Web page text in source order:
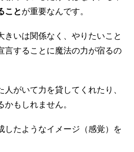
ことが重要なんです。
きいは関係なく、やりたいこと
言することに魔法の力が宿るの
人がいて力を貸してくれたり、
もしれません。
したようなイメージ（感覚）を